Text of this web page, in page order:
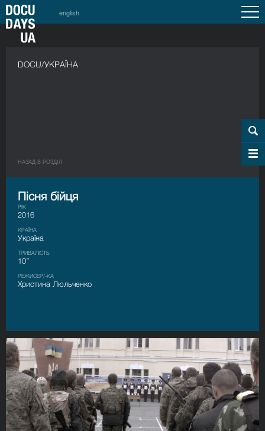
english
DOCU/УКРАЇНА
НАЗАД В РОЗДIЛ
Пісня бійця
РІК
2016
КРАЇНА
Україна
ТРИВАЛІСТЬ
10’’
РЕЖИСЕР/-КА
Христина Люльченко